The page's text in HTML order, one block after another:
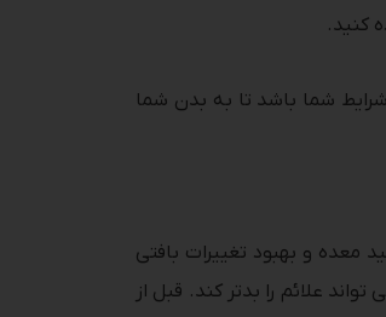
کنید.
شما باشد تا به بدن شما
و بهبود تغییرات بافتی
علائم را بدتر کند. قبل از